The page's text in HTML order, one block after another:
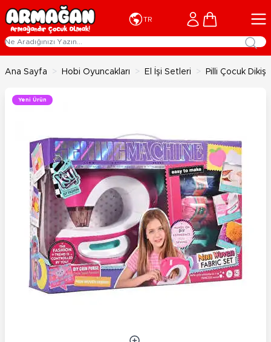
İçeriğe geç
TR Cart
Ana Sayfa > Hobi Oyuncakları > El İşi Setleri > Pilli Çocuk Dikiş
Yeni Ürün